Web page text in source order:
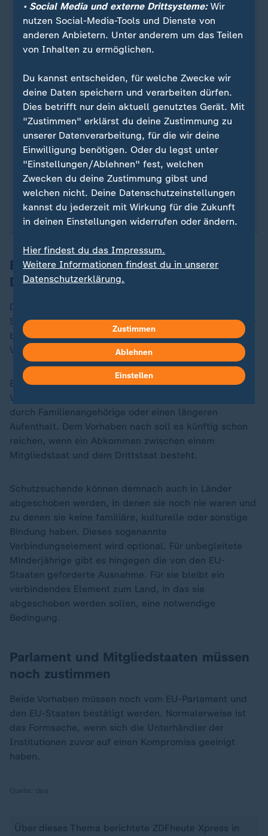
die Mitgliedstaaten der Europäischen Union
Albanien
Bosnien und Herzegowina
Ghana
Kosovo
Nordmazedonien
Montenegro
Republik Moldau
Senegal
Serbien
Quelle: Bundesamt für Migration und Flüchtlinge
Erleichterte Abschiebungen in
Drittstaaten
Deutschland und andere EU-Staaten sollen
Schutzsuchende darüber hinaus künftig auch in Länder
bringen dürfen, zu denen die Betroffenen keine
Verbindung haben.
Bislang war es nötig, dass Asylsuchende eine enge
Verbindung zu einem solchen Drittstaat haben, etwa
durch Familienangehörige oder einen längeren
Aufenthalt. Dem Vorhaben nach soll es künftig schon
reichen, wenn ein Abkommen zwischen einem
Mitgliedstaat und dem Drittstaat besteht.
Schutzsuchende können demnach auch in Länder
abgeschoben werden, in denen sie noch nie waren und
zu denen sie keine familiäre, kulturelle oder sonstige
Bindung haben. Dieses sogenannte
Verbindungselement wird optional. Für unbegleitete
Minderjährige gibt es hingegen die von den EU-
Staaten geforderte Ausnahme. Für sie bleibt ein
verbindendes Element zum Land, in das sie
abgeschoben werden sollen, eine notwendige
Bedingung.
Parlament und Mitgliedstaaten müssen
noch zustimmen
Beide Vorhaben müssen noch vom EU-Parlament und
den EU-Staaten bestätigt werden. Normalerweise ist
das Formsache, wenn sich die Unterhändler der
Institutionen zuvor auf einen Kompromiss geeinigt
haben.
Über dieses Thema berichtete ZDFheute Xpress in
• Social Media und externe Drittsysteme:Wir
nutzen Social-Media-Tools und Dienste von
anderen Anbietern. Unter anderem um das Teilen
von Inhalten zu ermöglichen.
Du kannst entscheiden, für welche Zwecke wir
deine Daten speichern und verarbeiten dürfen.
Dies betrifft nur dein aktuell genutztes Gerät. Mit
"Zustimmen" erklärst du deine Zustimmung zu
unserer Datenverarbeitung, für die wir deine
Einwilligung benötigen. Oder du legst unter
"Einstellungen/Ablehnen" fest, welchen
Zwecken du deine Zustimmung gibst und
welchen nicht. Deine Datenschutzeinstellungen
kannst du jederzeit mit Wirkung für die Zukunft
in deinen Einstellungen widerrufen oder ändern.
Hier findest du das Impressum.
Weitere Informationen findest du in unserer
Datenschutzerklärung.
Zustimmen
Ablehnen
Einstellen